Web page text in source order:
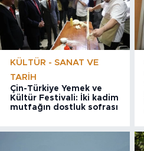
KÜLTÜR - SANAT VE
TARIH
Çin-Türkiye Yemek ve
Kültür Festivali: İki kadim
mutfağın dostluk sofrası